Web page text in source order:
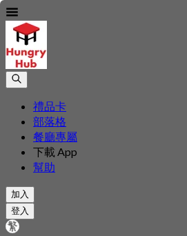
禮品卡
部落格
餐廳專屬
下載 App
幫助
加入
登入